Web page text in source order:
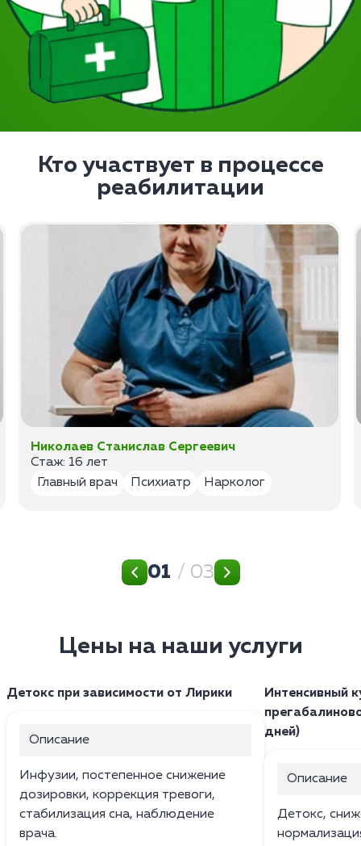
Кто участвует в процессе
реабилитации
Николаев Станислав Сергеевич
Стаж: 16 лет
Главный врач
Психиатр Нарколог
01 / 03
Цены на наши услуги
Детокс при зависимости от Лирики
Описание
Инфузии, постепенное снижение
дозировки, коррекция тревоги,
стабилизация сна, наблюдение
врача.
Интенсивный
дней)
Описание
Детокс,